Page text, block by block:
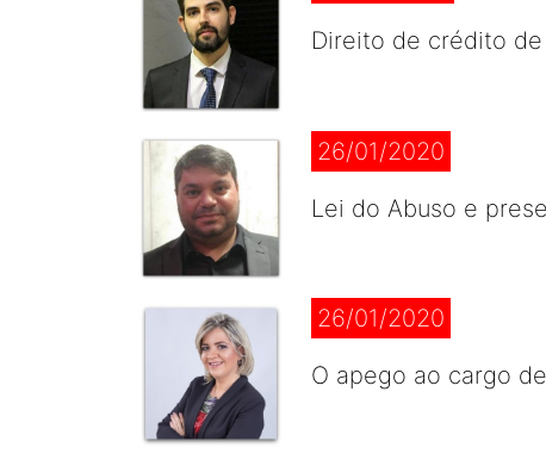
Direito de crédito
26/01/2020
Lei do Abuso e
26/01/2020
O apego ao cargo